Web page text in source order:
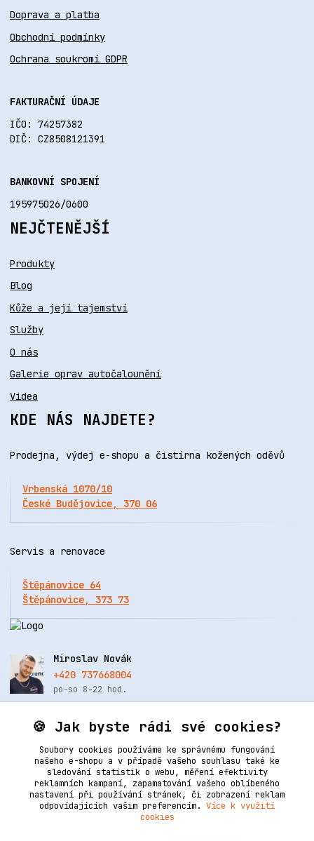
Doprava a platba
Obchodní podmínky
Ochrana soukromí GDPR
FAKTURAČNÍ ÚDAJE
IČO: 74257382
DIČ: CZ8508121391
BANKOVNÍ SPOJENÍ
195975026/0600
NEJČTENĚJŠÍ
Produkty
Blog
Kůže a její tajemství
Služby
O nás
Galerie oprav autočalounění
Videa
KDE NÁS NAJDETE?
Prodejna, výdej e-shopu a čistírna kožených oděvů
Vrbenská 1070/10
České Budějovice, 370 06
Servis a renovace
Štěpánovice 64
Štěpánovice, 373 73
Miroslav Novák
+420 737668004
po-so 8-22 hod.
info@renovacekuze.cz
🍪 Jak byste rádi své cookies?
Soubory cookies používáme ke správnému fungování
našeho e-shopu a v případě vašeho souhlasu také ke
sledování statistik o webu, měření efektivity
reklamních kampaní, zapamatování vašeho oblíbeného
nastavení při používání stránek, či zobrazení reklam
odpovídajících vašim preferencím. Více k využití
cookies